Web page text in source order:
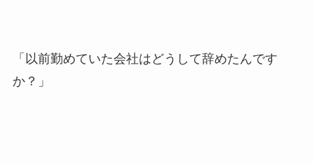
「以前勤めていた会社はどうして辞めたんです
か？」